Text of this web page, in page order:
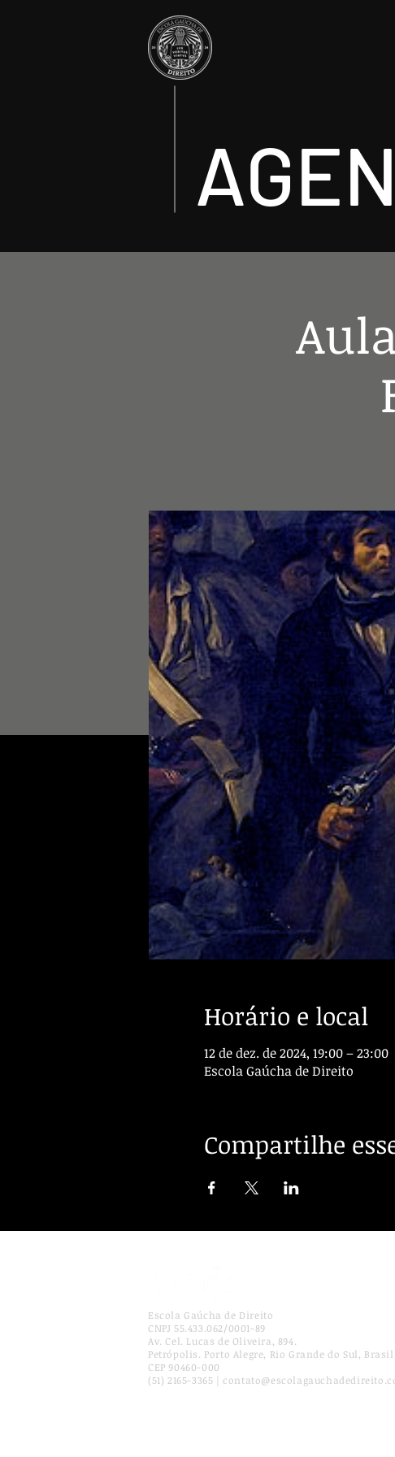
Horário e local
12 de dez. de 2024, 19:00 – 23:00
Escola Gaúcha de Direito
Compartilhe
Escola Gaúcha de Direito
CNPJ 55.433.062/0001-89
Av. Cel. Lucas de Oliveira, 894.
Petrópolis. Porto Alegre, Rio Grande do Sul, Brasil.
CEP 90460-000
(51) 2165-3365 |